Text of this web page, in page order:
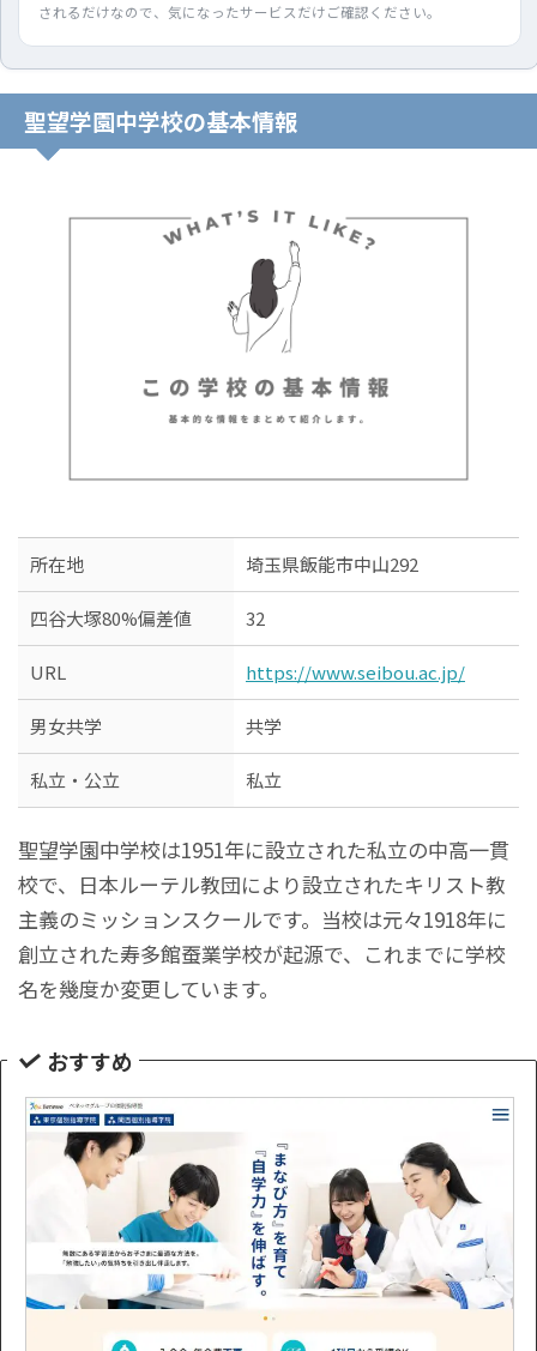
されるだけなので、気になったサービスだけご確認ください。
聖望学園中学校の基本情報
所在地 埼玉県飯能市中山292
四谷大塚80%偏差値 32
URL https://www.seibou.ac.jp/
男女共学 共学
私立・公立 私立
聖望学園中学校は1951年に設立された私立の中高一貫
校で、日本ルーテル教団により設立されたキリスト教
主義のミッションスクールです。当校は元々1918年に
創立された寿多館蚕業学校が起源で、これまでに学校
名を幾度か変更しています。
おすすめ